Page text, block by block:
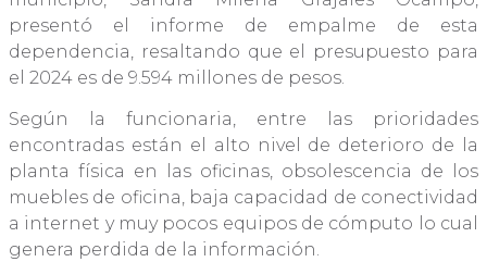
presentó el informe de empalme de esta
dependencia, resaltando que el presupuesto para
el 2024 es de 9.594 millones de pesos.
Según la funcionaria, entre las prioridades
encontradas están el alto nivel de deterioro de la
planta física en las oficinas, obsolescencia de los
muebles de oficina, baja capacidad de conectividad
a internet y muy pocos equipos de cómputo lo cual
genera perdida de la información.